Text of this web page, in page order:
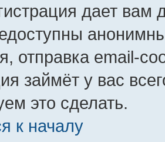
дает вам
отправка email-
займёт у вас
это сделать.
к началу